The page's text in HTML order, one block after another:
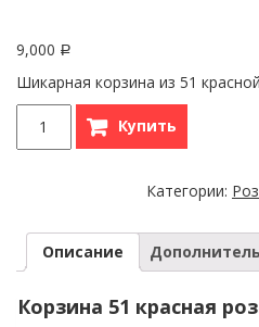
9,000 Р
Шикарная корзина из 51
Купить
Категории:
Описание
Корзина 51 красная